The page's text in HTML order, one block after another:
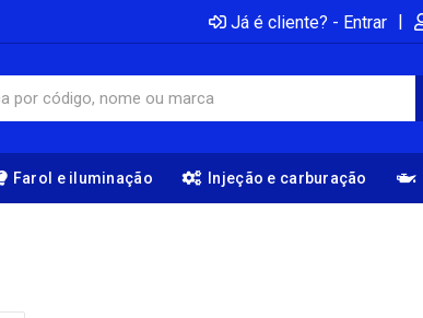
Já é cliente? - Entrar |
Farol e iluminação Injeção e carburação